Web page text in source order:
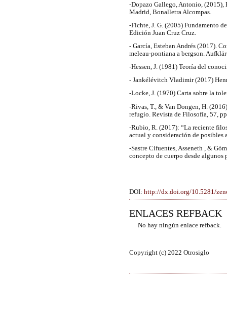
-Dopazo Gallego, Antonio, (2015),
Madrid, Bonalletra Alcompas.
-Fichte, J. G. (2005) Fundamento
Edición Juan Cruz Cruz.
- García, Esteban Andrés (2017).
meleau-pontiana a bergson.
-Hessen, J. (1981) Teoría del
- Jankélévitch Vladimir (2017)
-Locke, J. (1970) Carta sobre la
-Rivas, T., & Van Dongen, H.
refugio. Revista de Filosofía, 57,
-Rubio, R. (2017): “La reciente
actual y consideración de posibles
-Sastre Cifuentes, Asseneth , &
concepto de cuerpo desde algunos
DOI: http://dx.doi.org/10.5281/
ENLACES REFBACK
No hay ningún enlace refback.
Copyright (c) 2022 Otrosiglo